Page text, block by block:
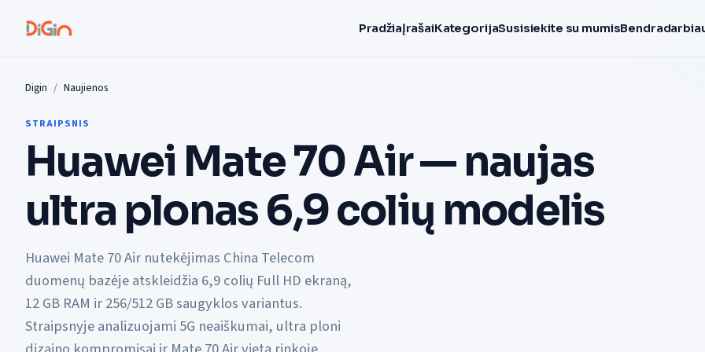
PradžiaĮrašaiKategorijaSusisiekite su mumis
Digin Naujienos
STRAIPSNIS
Huawei Mate 70 Air — naujas
ultra plonas 6,9 colių modelis
Huawei Mate 70 Air nutekėjimas China Telecom
duomenų bazėje atskleidžia 6,9 colių Full HD ekraną,
12 GB RAM ir 256/512 GB saugyklos variantus.
Straipsnyje analizuojami 5G neaiškumai, ultra ploni